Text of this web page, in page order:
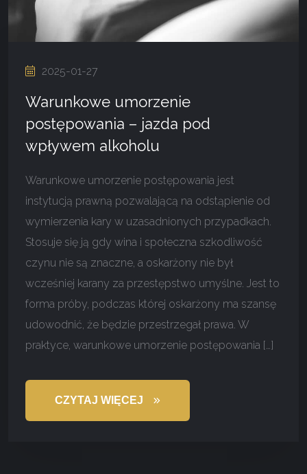
2025-01-27
Warunkowe umorzenie
postępowania – jazda pod
wpływem alkoholu
Warunkowe umorzenie postępowania jest
instytucją prawną pozwalającą na odstąpienie od
wymierzenia kary w uzasadnionych przypadkach.
Stosuje się ją gdy wina i społeczna szkodliwość
czynu nie są znaczne, a oskarżony nie był
wcześniej karany za przestępstwo umyślne. Jest to
forma próby, podczas której oskarżony ma szansę
udowodnić, że będzie przestrzegał prawa. W
praktyce, warunkowe umorzenie postępowania […]
CZYTAJ WIĘCEJ